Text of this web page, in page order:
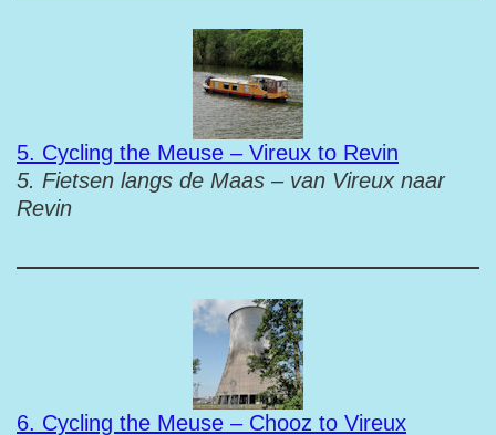
5. Cycling the Meuse – Vireux to Revin
5. Fietsen langs de Maas – van Vireux naar
Revin
6. Cycling the Meuse – Chooz to Vireux